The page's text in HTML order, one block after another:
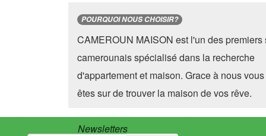
POURQUOI NOUS CHOISIR?
CAMEROUN MAISON est l'un des premiers
camerounais spécialisé dans la recherche
d'appartement et maison. Grace à nous vous
êtes sur de trouver la maison de vos rêve.
Newsletters